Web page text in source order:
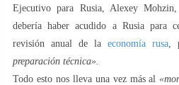
Ejecutivo para Rusia, Alexey
debería haber acudido a Rusia para
revisión anual de la economía rusa ,
preparación técnica».
Todo esto nos lleva una vez más al